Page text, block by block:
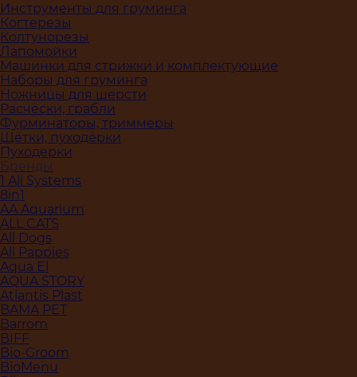
Инструменты для груминга
Когтерезы
Колтунорезы
Лапомойки
Машинки для стрижки и комплектующие
Наборы для груминга
Ножницы для шерсти
Расчёски, грабли
Фурминаторы, триммеры
Щётки, пуходёрки
Пуходерки
Бренды
1 All Systems
8in1
AA Aquarium
ALL CATS
All Dogs
All Pappies
Aqua El
AQUA STORY
Atlantis Plast
BAMA PET
Barrom
BIFF
Bio-Groom
BioMenu